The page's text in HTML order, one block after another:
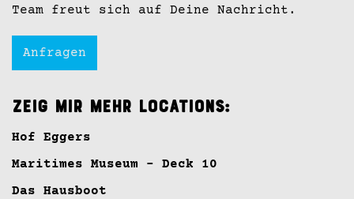
Team freut sich auf Deine Nachricht.
Anfragen
Zeig mir mehr Locations:
Hof Eggers
Maritimes Museum - Deck 10
Das Hausboot